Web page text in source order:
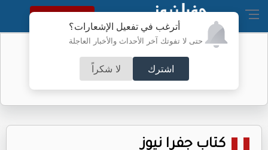
أترغب في تفعيل الإشعارات؟
حتى لا تفوتك آخر الأحداث والأخبار العاجلة
اشترك لا شكراً
النسخة الكاملة
كتاب جفرا نيوز